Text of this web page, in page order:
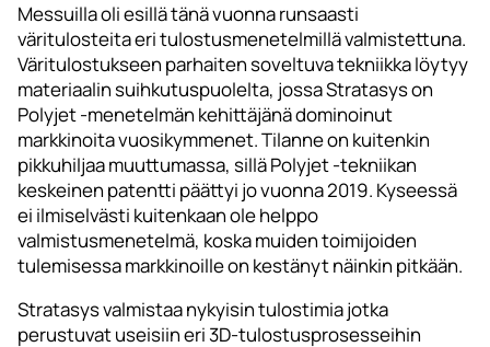
Messuilla oli esillä tänä vuonna runsaasti
väritulosteita eri tulostusmenetelmillä valmistettuna.
Väritulostukseen parhaiten soveltuva tekniikka löytyy
materiaalin suihkutuspuolelta, jossa Stratasys on
Polyjet -menetelmän kehittäjänä dominoinut
markkinoita vuosikymmenet. Tilanne on kuitenkin
pikkuhiljaa muuttumassa, sillä Polyjet -tekniikan
keskeinen patentti päättyi jo vuonna 2019. Kyseessä
ei ilmiselvästi kuitenkaan ole helppo
valmistusmenetelmä, koska muiden toimijoiden
tulemisessa markkinoille on kestänyt näinkin pitkään.
Stratasys valmistaa nykyisin tulostimia jotka
perustuvat useisiin eri 3D-tulostusprosesseihin